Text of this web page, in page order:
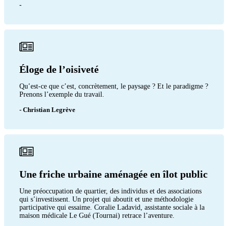
-
Éloge de l’oisiveté
Qu’est-ce que c’est, concrètement, le paysage ? Et le paradigme ?
Prenons l’exemple du travail.
- Christian Legrève
Une friche urbaine aménagée en îlot public
Une préoccupation de quartier, des individus et des associations
qui s’investissent. Un projet qui aboutit et une méthodologie
participative qui essaime. Coralie Ladavid, assistante sociale à la
maison médicale Le Gué (Tournai) retrace l’aventure.